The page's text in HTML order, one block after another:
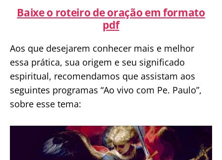
Baixe o roteiro de oração em formato
pdf
Aos que desejarem conhecer mais e melhor
essa prática, sua origem e seu significado
espiritual, recomendamos que assistam aos
seguintes programas “Ao vivo com Pe. Paulo”,
sobre esse tema: